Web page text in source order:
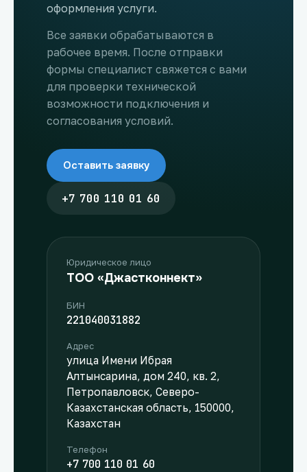
оформления услуги.
Все заявки обрабатываются в
рабочее время. После отправки
формы специалист свяжется с вами
для проверки технической
возможности подключения и
согласования условий.
Оставить заявку
+7 700 110 01 60
Юридическое лицо
ТОО «Джастконнект»
БИН
221040031882
Адрес
улица Имени Ибрая
Алтынсарина, дом 240, кв. 2,
Петропавловск, Северо-
Казахстанская область, 150000,
Казахстан
Телефон
+7 700 110 01 60